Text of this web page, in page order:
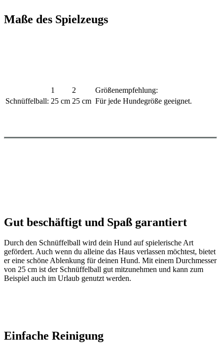
Maße des Spielzeugs
1 2
Größenempfehlung:
Schnüffelball: 25 cm 25 cm Für jede Hundegröße geeignet.
Gut beschäftigt und Spaß garantiert
Durch den Schnüffelball wird dein Hund auf spielerische Art
gefördert. Auch wenn du alleine das Haus verlassen möchtest, bietet
er eine schöne Ablenkung für deinen Hund. Mit einem Durchmesser
von 25 cm ist der Schnüffelball gut mitzunehmen und kann zum
Beispiel auch im Urlaub genutzt werden.
Einfache Reinigung